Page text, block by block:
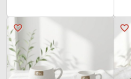
favorite_border
favorite_border